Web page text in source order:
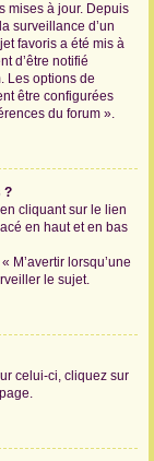
mises à jour. Depuis
surveillance d’un
favoris a été mis à
d’être notifié
Les options de
être configurées
du forum ».
?
cliquant sur le lien
en haut et en bas
M’avertir lorsqu’une
le sujet.
celui-ci, cliquez sur